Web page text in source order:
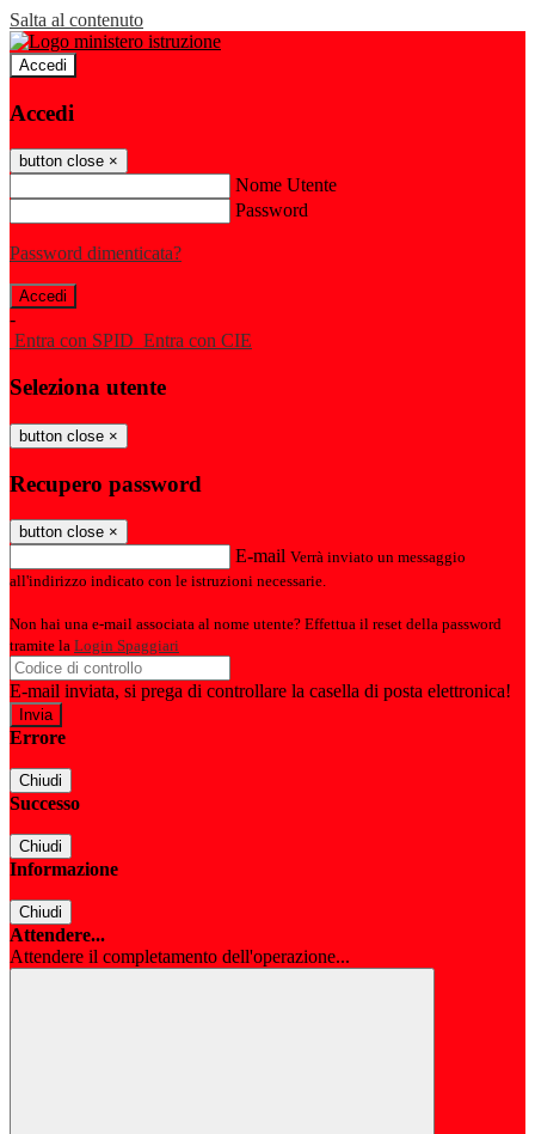
Salta al contenuto
Accedi
Accedi
button close ×
Nome Utente
Password
Password dimenticata?
-
Entra con SPID Entra con CIE
Seleziona utente
button close ×
Recupero password
button close ×
E-mail Verrà inviato un messaggio
all'indirizzo indicato con le istruzioni necessarie.
Non hai una e-mail associata al nome utente? Effettua il reset della password
tramite la Login Spaggiari
E-mail inviata, si prega di controllare la casella di posta elettronica!
Errore
Chiudi
Successo
Chiudi
Informazione
Chiudi
Attendere...
Attendere il completamento dell'operazione...